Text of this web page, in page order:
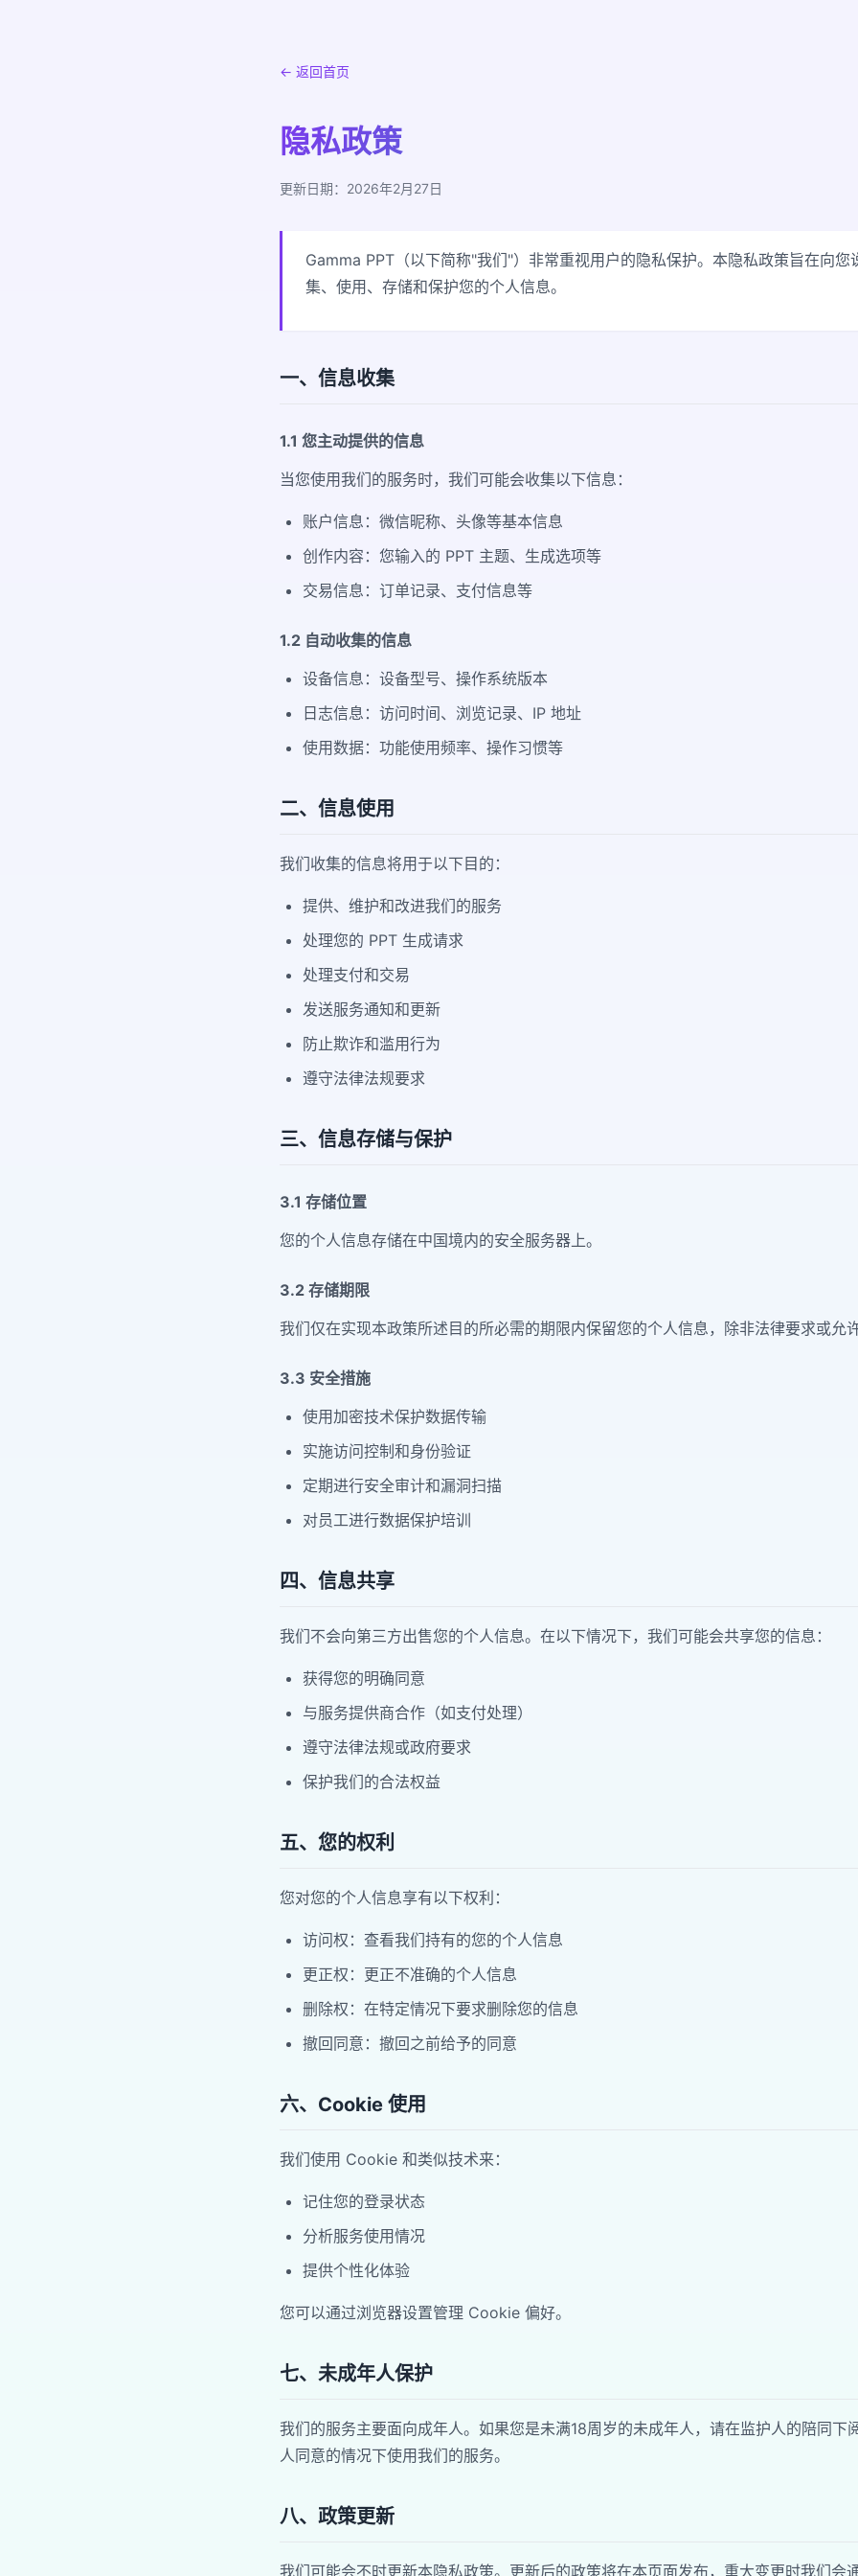
← 返回首页
隐私政策
更新日期：2026年2月27日
Gamma PPT（以下简称"我们"）非常重视用户的隐私保护。本隐私政策旨在向您
集、使用、存储和保护您的个人信息。
一、信息收集
1.1 您主动提供的信息
当您使用我们的服务时，我们可能会收集以下信息：
账户信息：微信昵称、头像等基本信息
创作内容：您输入的 PPT 主题、生成选项等
交易信息：订单记录、支付信息等
1.2 自动收集的信息
设备信息：设备型号、操作系统版本
日志信息：访问时间、浏览记录、IP 地址
使用数据：功能使用频率、操作习惯等
二、信息使用
我们收集的信息将用于以下目的：
提供、维护和改进我们的服务
处理您的 PPT 生成请求
处理支付和交易
发送服务通知和更新
防止欺诈和滥用行为
遵守法律法规要求
三、信息存储与保护
3.1 存储位置
您的个人信息存储在中国境内的安全服务器上。
3.2 存储期限
我们仅在实现本政策所述目的所必需的期限内保留您的个人信息，除非法律要求或允
3.3 安全措施
使用加密技术保护数据传输
实施访问控制和身份验证
定期进行安全审计和漏洞扫描
对员工进行数据保护培训
四、信息共享
我们不会向第三方出售您的个人信息。在以下情况下，我们可能会共享您的信息：
获得您的明确同意
与服务提供商合作（如支付处理）
遵守法律法规或政府要求
保护我们的合法权益
五、您的权利
您对您的个人信息享有以下权利：
访问权：查看我们持有的您的个人信息
更正权：更正不准确的个人信息
删除权：在特定情况下要求删除您的信息
撤回同意：撤回之前给予的同意
六、Cookie 使用
我们使用 Cookie 和类似技术来：
记住您的登录状态
分析服务使用情况
提供个性化体验
您可以通过浏览器设置管理 Cookie 偏好。
七、未成年人保护
我们的服务主要面向成年人。如果您是未满18周岁的未成年人，请在监护人的陪同下
人同意的情况下使用我们的服务。
八、政策更新
我们可能会不时更新本隐私政策。更新后的政策将在本页面发布，重大变更时我们会